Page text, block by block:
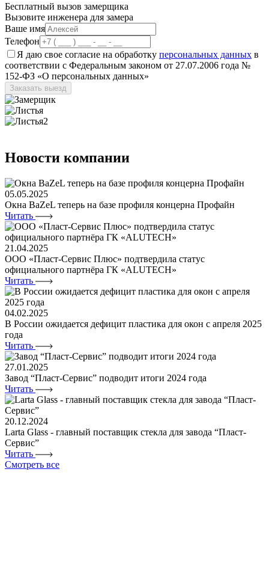
Бесплатный вызов замерщика
Вызовите инженера для замера
Ваше имя
Телефон
Я даю свое согласие на обработку персональных данных в
соответствии с Федеральным законом от 27.07.2006 года №
152-ФЗ «О персональных данных»
Заказать выезд
Новости компании
05.05.2025
Окна BaZeL теперь на базе профиля концерна Профайн
Читать
21.04.2025
ООО «Пласт-Сервис Плюс» подтвердила статус
официального партнёра ГК «ALUTECH»
Читать
04.02.2025
В России ожидается дефицит пластика для окон с апреля 2025
года
Читать
27.01.2025
Завод “Пласт-Сервис” подводит итоги 2024 года
Читать
20.12.2024
Larta Glass - главный поставщик стекла для завода “Пласт-
Сервис”
Читать
Смотреть все